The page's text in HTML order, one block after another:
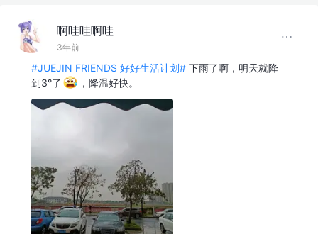
啊哇哇啊哇
3年前
#JUEJIN FRIENDS 好好生活计划# 下雨了啊，明天就降
到3°了
，降温好快。